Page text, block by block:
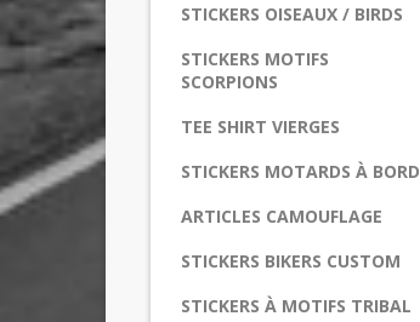
STICKERS OISEAUX / BIRDS
STICKERS MOTIFS
SCORPIONS
TEE SHIRT VIERGES
STICKERS MOTARDS À BORD
ARTICLES CAMOUFLAGE
STICKERS BIKERS CUSTOM
STICKERS À MOTIFS TRIBAL